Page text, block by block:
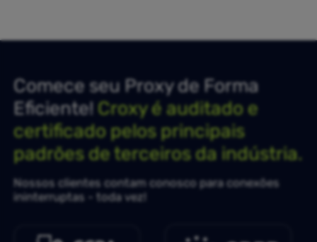
Comece seu Proxy de Forma
Eficiente!Croxy é auditado e
certificado pelos principais
padrões de terceiros da indústria.
Nossos clientes contam conosco para conexões
ininterruptas - toda vez!